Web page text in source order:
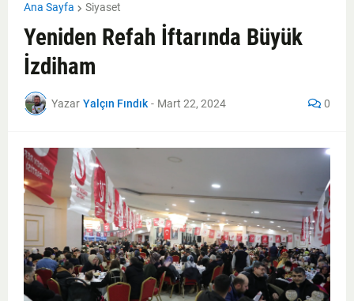
Ana Sayfa Siyaset
Yeniden Refah İftarında Büyük
İzdiham
Yazar Yalçın Fındık - Mart 22, 2024 0